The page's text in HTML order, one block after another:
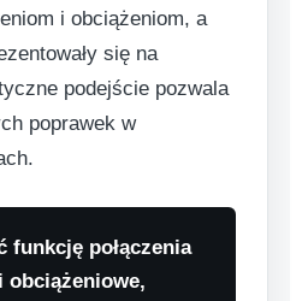
i obciążeniom, a
się na
podejście pozwala
poprawek w
funkcję połączenia
obciążeniowe,